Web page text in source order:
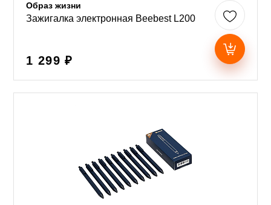
Образ жизни
Зажигалка электронная Beebest L200
1 299 ₽